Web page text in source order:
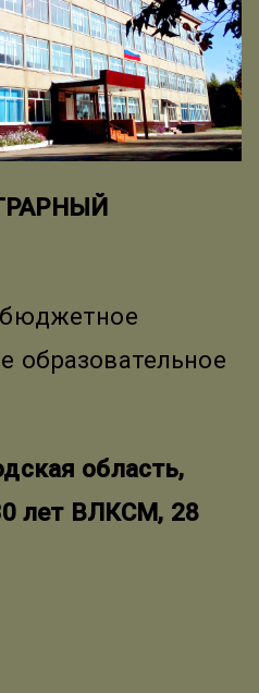
бюджетное
образовательное
область,
лет ВЛКСМ, 28